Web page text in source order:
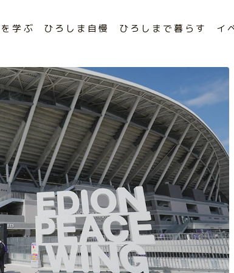
学ぶ ひろしま自慢 ひろしまで暮らす イ